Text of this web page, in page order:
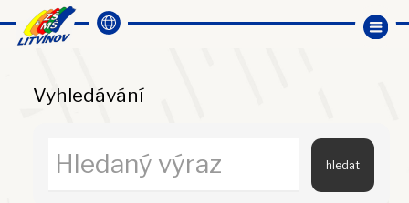
Domů Vyhledávání
Vyhledávání
hledat